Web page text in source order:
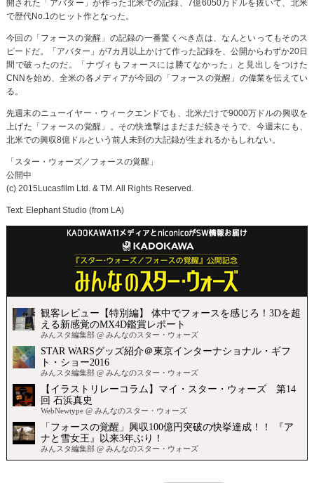
開された「アバター」が作った北米での記録、7億6050万ドルを抜いて、北米
で歴代No.1のヒット作となった。
今回の「フォースの覚醒」の記録の一番驚くべき点は、なんといってもそのス
ピードだ。「アバター」が7カ月以上かけて作った記録を、公開からわずか20日
間で破ったのだ。「ナヴィもフォースには勝てなかった」と見出しをつけた
CNNを始め、全米の各メディアが今回の「フォースの覚醒」の偉業を伝えてい
る。
先週末のニューイヤー・ウィークエンドでも、北米だけで9000万ドルの興収を
上げた「フォースの覚醒」。その快進撃はまだまだ続きそうで、今週末にも、
北米での興収8億ドルという前人未到の大記録が生まれるかもしれない。
「スター・ウォーズ／フォースの覚醒」
公開中
(c) 2015Lucasfilm Ltd. & TM. All Rights Reserved.
Text: Elephant Studio (from LA)